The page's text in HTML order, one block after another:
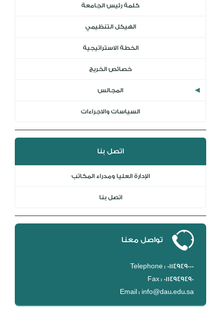
نظام التقييم السنوي
كلمة رئيس الجامعة
الهيكل التنظيمي
الخطة الاستراتيجية
خصائص الخريج
المجالس
السياسات والاجراءات
اتصل بنا
الإدارة العليا ومدراء المكاتب
اتصل بنا
تواصل معنا
Telephone : 0114949000
Fax : 0114949490
Email : info@dau.edu.sa